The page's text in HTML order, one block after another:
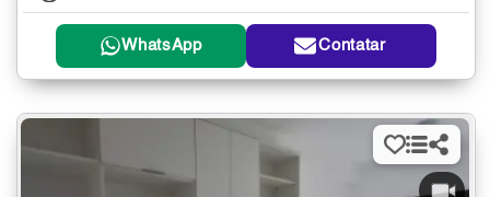
WhatsApp Contatar